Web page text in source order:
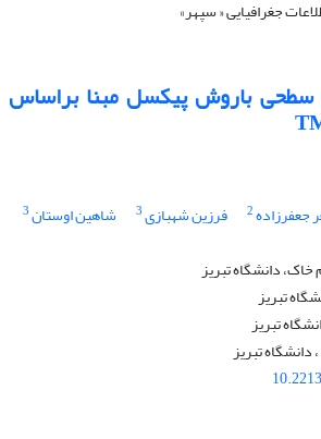
سطحی باروش پیکسل مبنا براساس
جعفرزاده2 فرزین شهبازی3 شاهین اوستان3
دانشگاه تبریز
تبریز
تبریز
دانشگاه تبریز